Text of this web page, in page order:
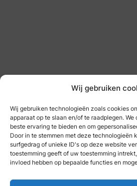
Wij gebruiken
Wij gebruiken technologieën zoals cookies
apparaat op te slaan en/of te raadplegen. We
beste ervaring te bieden en om
Door in te stemmen met deze technologieën
surfgedrag of unieke ID's op deze website
toestemming geeft of uw toestemming
invloed hebben op bepaalde functies en